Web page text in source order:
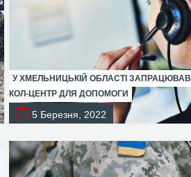
У ХМЕЛЬНИЦЬКІЙ ОБЛАСТІ ЗАПРАЦЮВАВ
КОЛ-ЦЕНТР ДЛЯ ДОПОМОГИ
5 Березня, 2022